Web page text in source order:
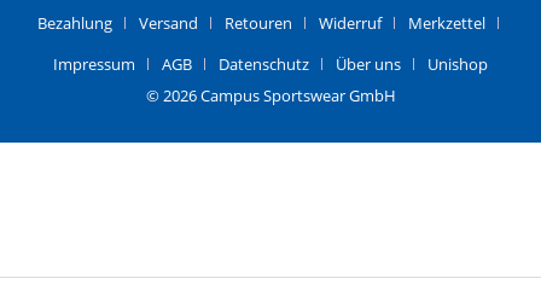
Bezahlung Versand Retouren Widerruf
Merkzettel
Impressum
AGB Datenschutz Über uns
Unishop
© 2026 Campus Sportswear GmbH